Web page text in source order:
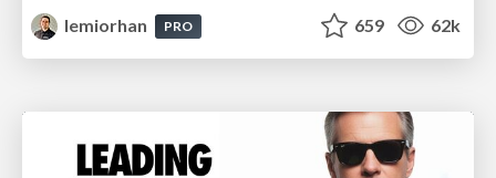
lemiorhan
PRO 659 62k